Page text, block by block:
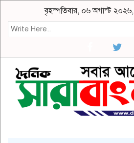
বৃহস্পতিবার, ০৬ অগাস্ট ২০২৬,